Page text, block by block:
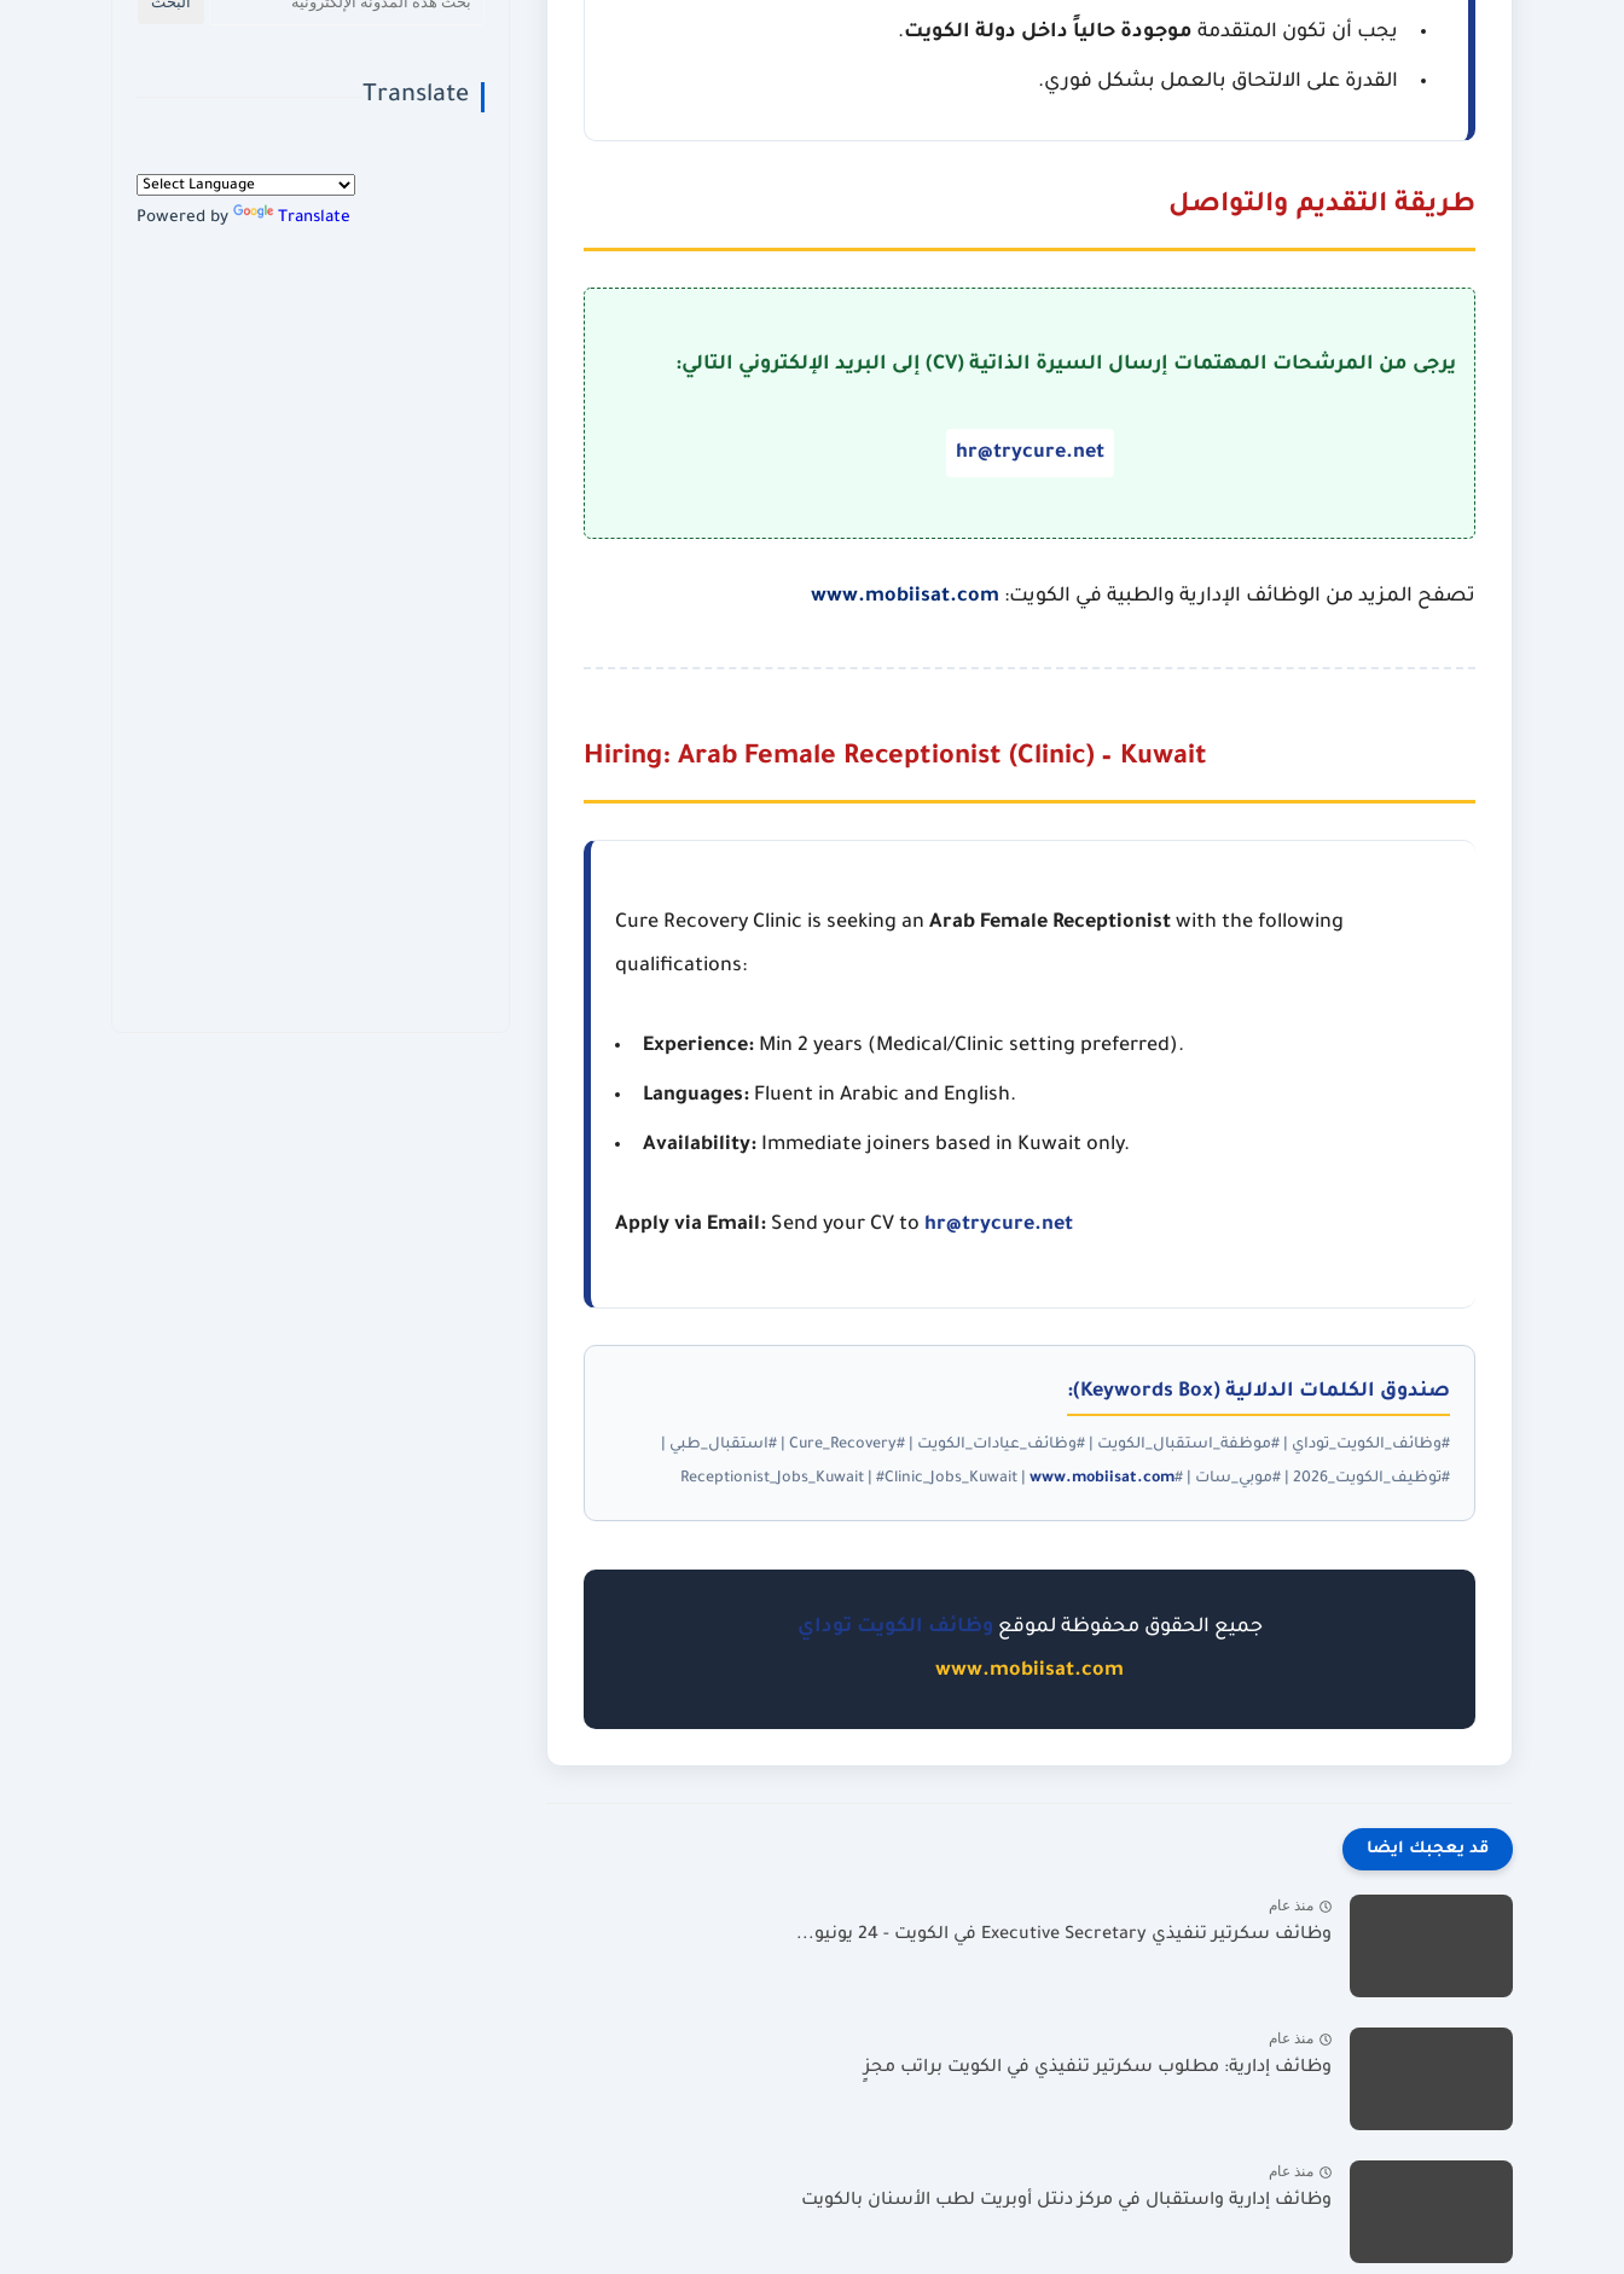
يجب أن تكون المتقدمة موجودة حالياً داخل دولة الكويت.
القدرة على الالتحاق بالعمل بشكل فوري.
طريقة التقديم والتواصل
يرجى من المرشحات المهتمات إرسال السيرة الذاتية (CV) إلى البريد الإلكتروني التالي:
hr@trycure.net
تصفح المزيد من الوظائف الإدارية والطبية في الكويت: www.mobiisat.com
Hiring: Arab Female Receptionist (Clinic) – Kuwait
Cure Recovery Clinic is seeking an Arab Female Receptionist with the following
qualifications:
Experience: Min 2 years (Medical/Clinic setting preferred).
Languages: Fluent in Arabic and English.
Availability: Immediate joiners based in Kuwait only.
Apply via Email: Send your CV to hr@trycure.net
صندوق الكلمات الدلالية (Keywords Box):
#وظائف_الكويت_توداي | #موظفة_استقبال_الكويت | #وظائف_عيادات_الكويت | #Cure_Recovery | #استقبال_طبي |
#توظيف_الكويت_2026 | #موبي_سات | #Receptionist_Jobs_Kuwait | #Clinic_Jobs_Kuwait |
www.mobiisat.com
جميع الحقوق محفوظة لموقع وظائف الكويت توداي
www.mobiisat.com
قد يعجبك ايضا
منذ عام
وظائف سكرتير تنفيذي Executive Secretary في الكويت - 24 يونيو...
منذ عام
وظائف إدارية: مطلوب سكرتير تنفيذي في الكويت براتب مجزٍ
منذ عام
وظائف إدارية واستقبال في مركز دنتل أوبريت لطب الأسنان بالكويت
Translate
Powered by Translate